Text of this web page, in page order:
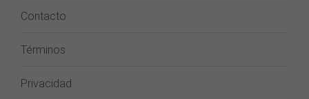
Contacto
Términos
Privacidad